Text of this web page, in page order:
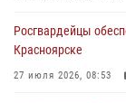
Сотрудники
время проведения
04 августа 2026, 08:36
Росгвардейцы
Красноярске
27 июля 2026, 08:53